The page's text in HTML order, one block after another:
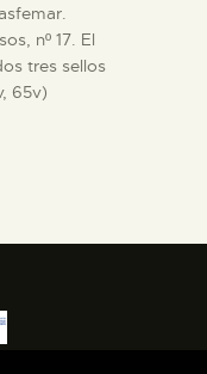
nº 17. El
tres sellos
65v)